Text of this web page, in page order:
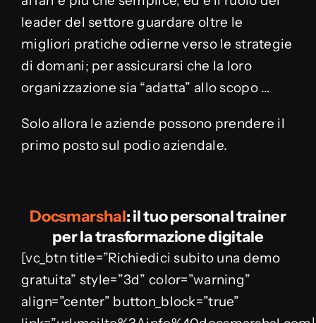
leader del settore guardare oltre le
migliori pratiche odierne verso le strategie
di domani; per assicurarsi che la loro
organizzazione sia “adatta” allo scopo …
Solo allora le aziende possono prendere il
primo posto sul podio aziendale.
Docsmarshal: il tuo personal trainer
per la trasformazione digitale
[vc_btn title=”Richiedici subito una demo
gratuita” style=”3d” color=”warning”
align=”center” button_block=”true”